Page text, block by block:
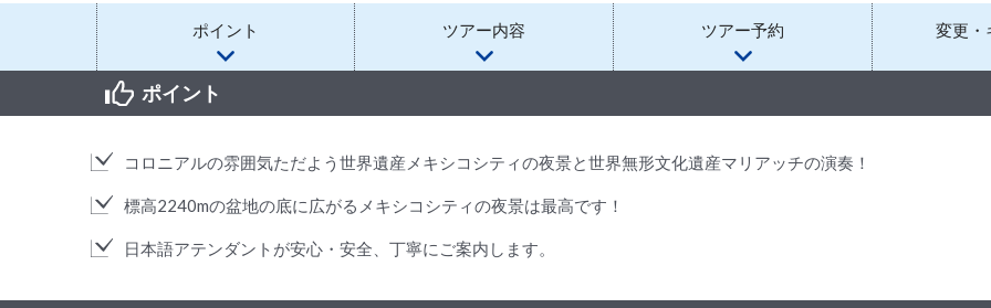
ポイント ツアー内容 ツアー予約 変更・
ポイント
コロニアルの雰囲気ただよう世界遺産メキシコシティの夜景と世界無形文化遺産マリアッチの演奏！
標高2240mの盆地の底に広がるメキシコシティの夜景は最高です！
日本語アテンダントが安心・安全、丁寧にご案内します。